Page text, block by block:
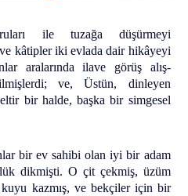
ile tuzağa düşürmeyi
kâtipler iki evlada dair hikâyeyi
aralarında ilave görüş alış-
ve, Üstün, dinleyen
bir halde, başka bir simgesel
bir ev sahibi olan iyi bir adam
dikmişti. O çit çekmiş, üzüm
kuyu kazmış, ve bekçiler için bir